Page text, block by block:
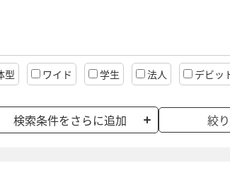
型 ワイド 学生 法人 デビッ
検索条件をさらに追加 絞